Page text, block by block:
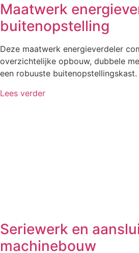
Maatwerk
buitenopstelling
Deze maatwerk energieverdeler
overzichtelijke opbouw, dubbele
een robuuste buitenopstellingskast.
Lees verder
Seriewerk en
machinebouw